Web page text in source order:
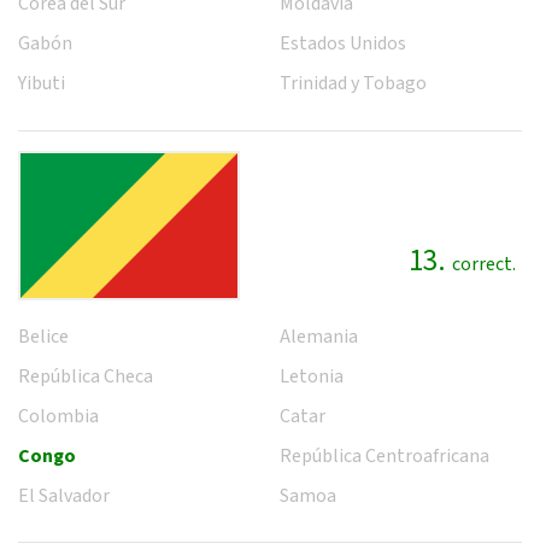
Gabón
Yibuti
Estados Unidos
Trinidad y Tobago
13. correct.
Belice
República Checa
Colombia
Congo
El Salvador
Alemania
Letonia
Catar
República Centroafricana
Samoa